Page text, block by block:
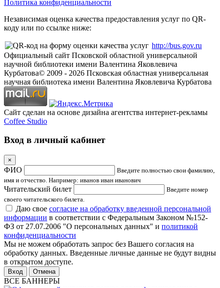
Политика конфиденциальности
Независимая оценка качества предоставления услуг по QR-
коду или по ссылке ниже:
http://bus.gov.ru
Официальный сайт Псковской областной универсальной
научной библиотеки имени Валентина Яковлевича
Курбатова© 2009 - 2026 Псковская областная универсальная
научная библиотека имени Валентина Яковлевича Курбатова
Сайт сделан на основе дизайна агентства интернет-рекламы
Coffee Studio
Вход в личный кабинет
×
ФИО
Введите полностью свои фамилию,
имя и отчество. Например: иванов иван иванович
Читательский билет
Введите номер
своего читательского билета.
Даю свое согласие на обработку введенной персональной
информации в соответствии с Федеральным Законом №152-
ФЗ от 27.07.2006 "О персональных данных" и политикой
конфиденциальности
Мы не можем обработать запрос без Вашего согласия на
обработку данных. Введенные личные данные не будут видны
в открытом доступе.
Отмена
ВСЕ БАННЕРЫ